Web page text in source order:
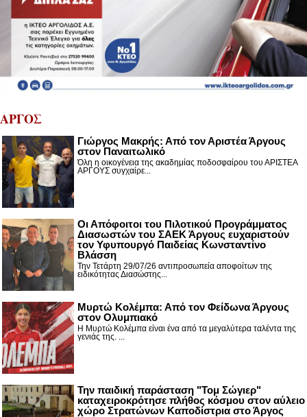
ΑΡΓΟΣ
Γιώργος Μακρής: Από τον Αριστέα Άργους
στον Παναιτωλικό
Όλη η οικογένεια της ακαδημίας ποδοσφαίρου του ΑΡΙΣΤΕΑ
ΑΡΓΟΥΣ συγχαίρε...
Οι Απόφοιτοι του Πιλοτικού Προγράμματος
Διασωστών του ΣΑΕΚ Άργους ευχαριστούν
τον Υφυπουργό Παιδείας Κωνσταντίνο
Βλάσση
Την Τετάρτη 29/07/26 αντιπροσωπεία αποφοίτων της
ειδικότητας Διασώστης...
Μυρτώ Κολέμπα: Από τον Φείδωνα Άργους
στον Ολυμπιακό
Η Μυρτώ Κολέμπα είναι ένα από τα μεγαλύτερα ταλέντα της
γενιάς της. ...
Την παιδική παράσταση "Τομ Σώγιερ"
καταχειροκρότησε πλήθος κόσμου στον αύλειο
χώρο Στρατώνων Καποδίστρια στο Άργος